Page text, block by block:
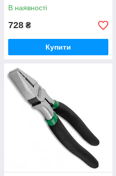
В наявності
728 ₴
Купити